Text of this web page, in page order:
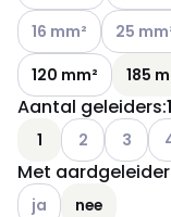
Andere varianten
16 mm² Andere
25
120 mm²
185
Aantal geleiders:1
1 Andere
2 Andere
3
Met aardgeleider
Andere varianten
ja nee